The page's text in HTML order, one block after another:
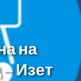
на
Изет